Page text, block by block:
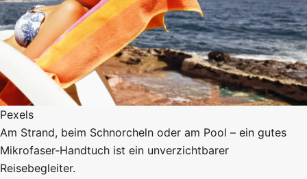
Pexels
Am Strand, beim Schnorcheln oder am Pool – ein gutes
Mikrofaser-Handtuch ist ein unverzichtbarer
Reisebegleiter.